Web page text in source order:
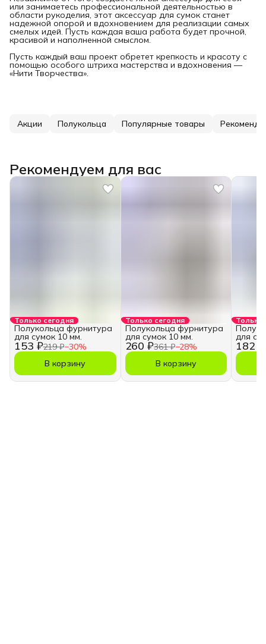
или занимаетесь профессиональной деятельностью в
области рукоделия, этот аксессуар для сумок станет
надежной опорой и вдохновением для реализации самых
смелых идей. Пусть каждая ваша работа будет прочной,
красивой и наполненной смыслом.
Пусть каждый ваш проект обретет крепкость и красоту с
помощью особого штриха мастерства и вдохновения —
«Нити Творчества».
Акции Полукольца Популярные товары
Рекомендуем для вас
Только сегодня
153 ₽219 ₽−30%
Полукольца фурнитура
для сумок 10 мм.
В корзину
Только сегодня
260 ₽361 ₽−28%
Полукольца фурнитура
для сумок 10 мм.
В корзину
Только
182 ₽
для